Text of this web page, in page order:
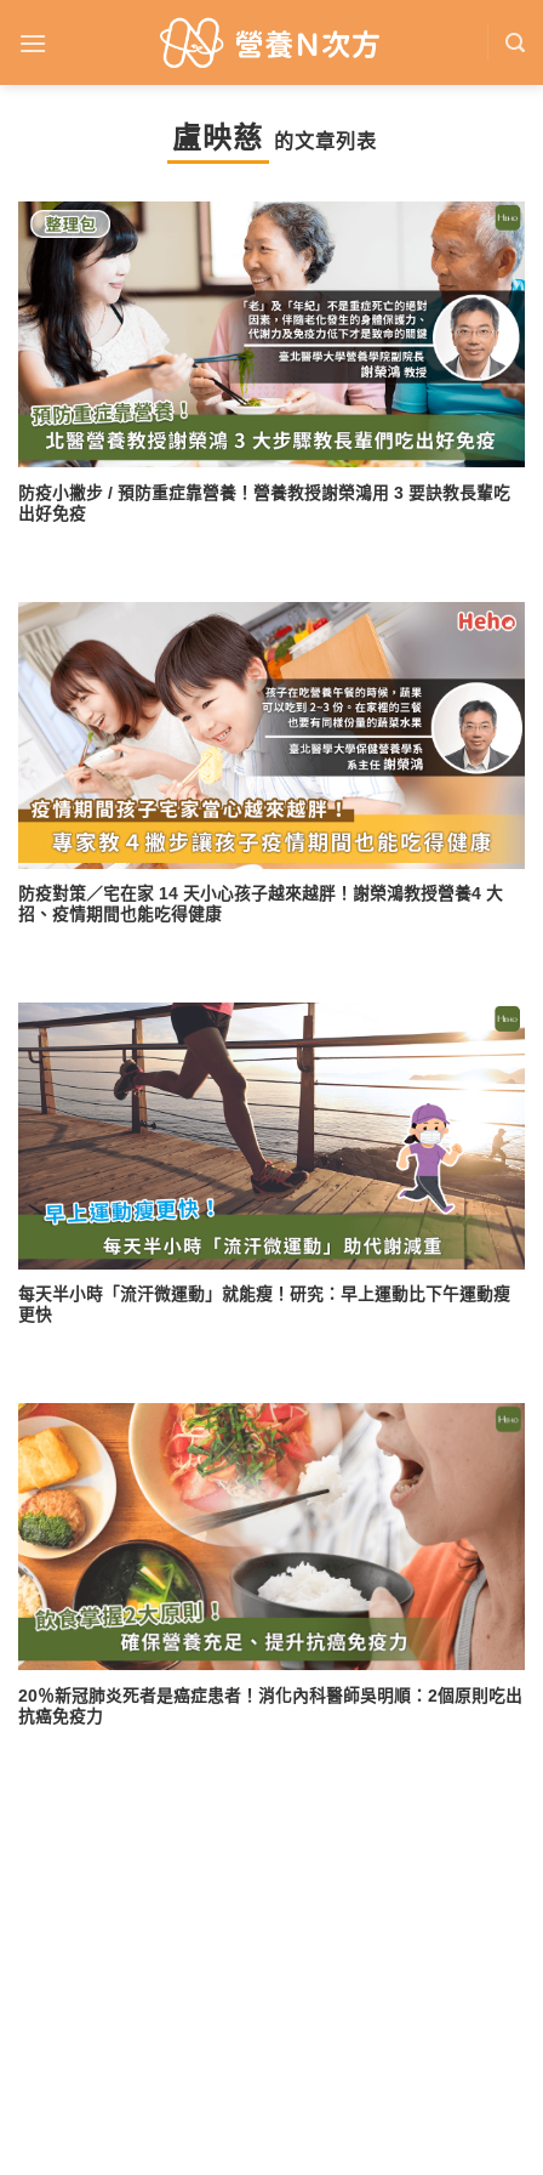
盧映慈 的文章列表
防疫小撇步 / 預防重症靠營養！營養教授謝榮鴻用 3 要訣教長輩吃
出好免疫
防疫對策／宅在家 14 天小心孩子越來越胖！謝榮鴻教授營養4 大
招、疫情期間也能吃得健康
每天半小時「流汗微運動」就能瘦！研究：早上運動比下午運動瘦
更快
20％新冠肺炎死者是癌症患者！消化內科醫師吳明順：2個原則吃出
抗癌免疫力